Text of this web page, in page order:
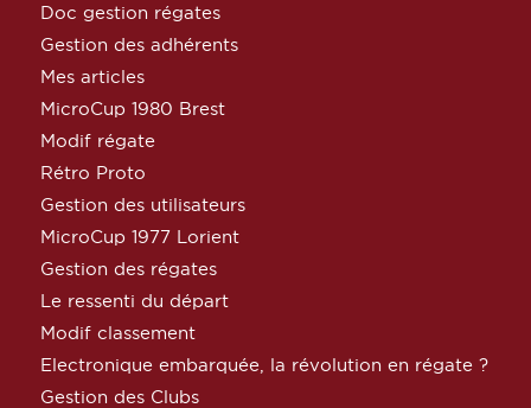
Doc gestion régates
Gestion des adhérents
Mes articles
MicroCup 1980 Brest
Modif régate
Rétro Proto
Gestion des utilisateurs
MicroCup 1977 Lorient
Gestion des régates
Le ressenti du départ
Modif classement
Electronique embarquée, la révolution en régate ?
Gestion des Clubs